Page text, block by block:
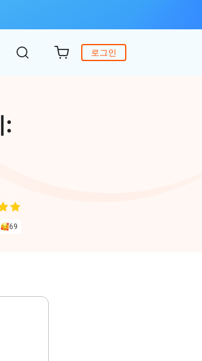
로그인
이드 WhatsApp 데이터 복구
삭제된 파일 복원
이터 백업 및 관리
이폰으로 데이터 전송
:
69